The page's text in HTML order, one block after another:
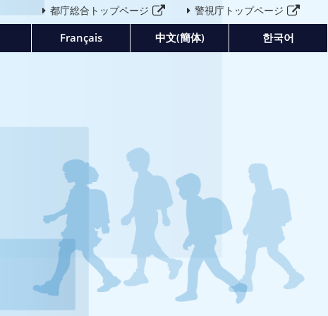
都庁総合トップページ 警視庁トップページ
Français 中文(簡体) 한국어